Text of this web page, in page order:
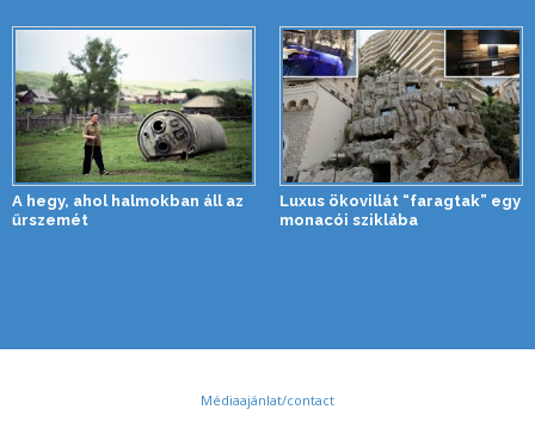
A hegy, ahol halmokban áll az
űrszemét
Luxus ökovillát “faragtak” egy
monacói sziklába
Médiaajánlat/contact